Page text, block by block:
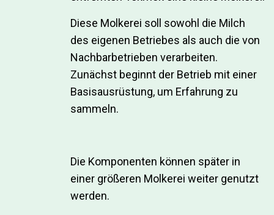
Diese Molkerei soll sowohl die Milch
des eigenen Betriebes als auch die von
Nachbarbetrieben verarbeiten.
Zunächst beginnt der Betrieb mit einer
Basisausrüstung, um Erfahrung zu
sammeln.
Die Komponenten können später in
einer größeren Molkerei weiter genutzt
werden.